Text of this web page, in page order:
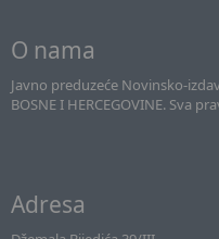
O nama
Javno preduzeće Novinsko-
BOSNE I HERCEGOVINE. Sva
Adresa